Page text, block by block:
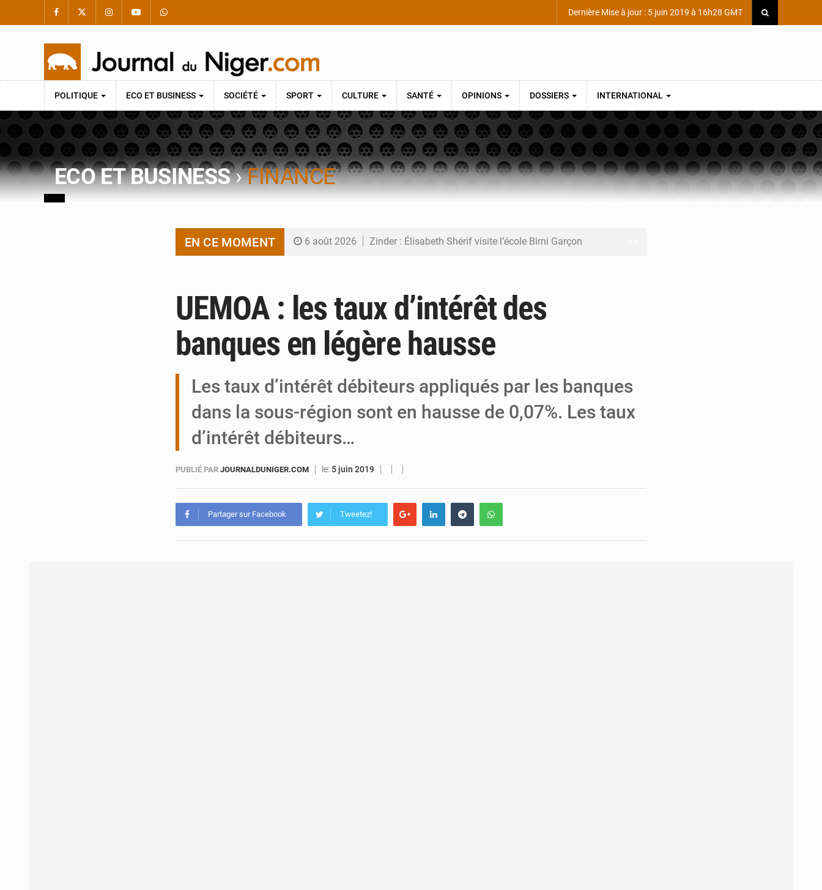
Dernière Mise à jour : 5 juin 2019 à 16h28 GMT
POLITIQUE ECO ET BUSINESS SOCIÉTÉ SPORT CULTURE SANTÉ OPINIONS DOSSIERS INTERNATIONAL
ECO ET BUSINESS›FINANCE
EN CE MOMENT 6 août 2026 Zinder : Élisabeth Shérif visite l’école Birni Garçon
6 août 2026 Niger : Bilan à mi-parcours du Programme de Refondation
6 août 2026 Chasse aux gabegies à Niamey : 74 milliards de FCFA recouvrés par la COLDEFF
5 août 2026 Tibiri : le dialogue, nouveau terrain de jeu pour la paix
UEMOA : les taux d’intérêt des
banques en légère hausse
Les taux d’intérêt débiteurs appliqués par les banques
dans la sous-région sont en hausse de 0,07%. Les taux
d’intérêt débiteurs…
PUBLIÉ PAR JOURNALDUNIGER.COM le: 5 juin 2019
Partager sur Facebook Tweetez!